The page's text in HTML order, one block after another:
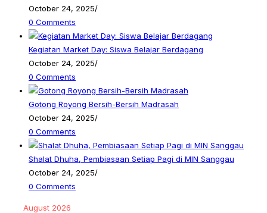
October 24, 2025/
0 Comments
Kegiatan Market Day: Siswa Belajar Berdagang
October 24, 2025/
0 Comments
Gotong Royong Bersih-Bersih Madrasah
October 24, 2025/
0 Comments
Shalat Dhuha, Pembiasaan Setiap Pagi di MIN Sanggau
October 24, 2025/
0 Comments
August 2026